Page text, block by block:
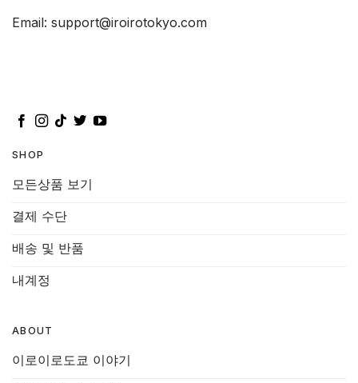
Email: support@iroirotokyo.com
SHOP
모든상품 보기
결제 수단
배송 및 반품
내계정
ABOUT
이로이로도쿄 이야기